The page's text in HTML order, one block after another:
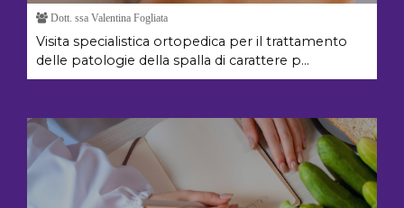
Dott. ssa Valentina Fogliata
Visita specialistica ortopedica per il trattamento
delle patologie della spalla di carattere p...